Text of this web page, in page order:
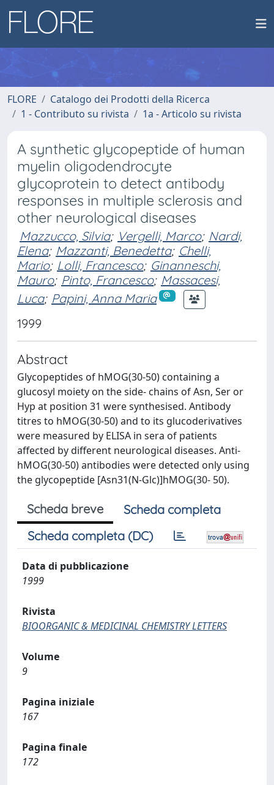
FLORE
Catalogo dei Prodotti della Ricerca
1 - Contributo su rivista
1a - Articolo su rivista
A synthetic glycopeptide of human
myelin oligodendrocyte
glycoprotein to detect antibody
responses in multiple sclerosis and
other neurological diseases
Mazzucco, Silvia; Vergelli, Marco; Nardi,
Elena; Mazzanti, Benedetta; Chelli,
Mario; Lolli, Francesco; Ginanneschi,
Mauro; Pinto, Francesco; Massacesi,
Luca; Papini, Anna Maria
1999
Abstract
Glycopeptides of hMOG(30-50) containing a
glucosyl moiety on the side- chains of Asn, Ser or
Hyp at position 31 were synthesised. Antibody
titres to hMOG(30-50) and to its glucoderivatives
were measured by ELISA in sera of patients
affected by different neurological diseases. Anti-
hMOG(30-50) antibodies were detected only using
the glycopeptide [Asn31(N-Glc)]hMOG(30- 50).
Scheda breve
Scheda completa
Scheda completa (DC)
Data di pubblicazione
1999
Rivista
BIOORGANIC & MEDICINAL CHEMISTRY LETTERS
Volume
9
Pagina iniziale
167
Pagina finale
172